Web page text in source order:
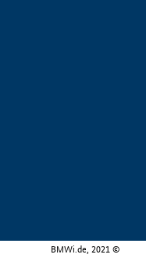
BMWi.de, 2021 ©